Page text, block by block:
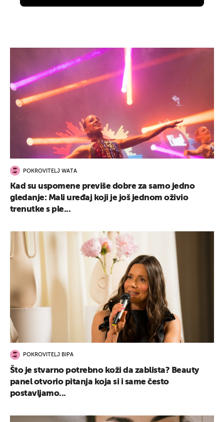
POKROVITELJ WATA
Kad su uspomene previše dobre za samo jedno
gledanje: Mali uređaj koji je još jednom oživio
trenutke s ple...
POKROVITELJ BIPA
Što je stvarno potrebno koži da zablista? Beauty
panel otvorio pitanja koja si i same često
postavljamo...